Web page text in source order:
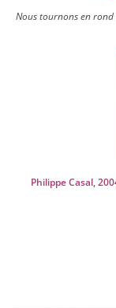
Nous tour­nons en
Philippe Casal,